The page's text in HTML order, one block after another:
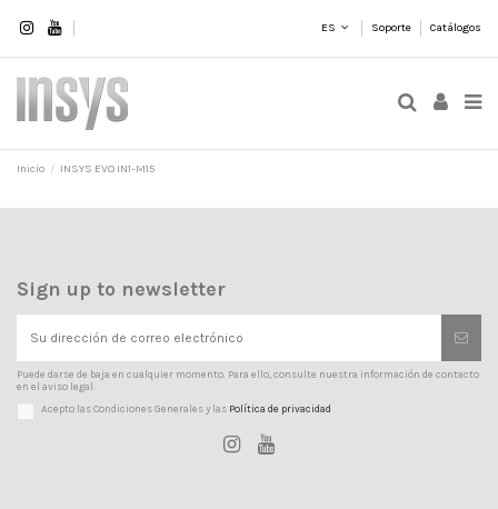
ES Soporte Catálogos
Inicio INSYS EVO IN1-M15
Sign up to newsletter
Puede darse de baja en cualquier momento. Para ello, consulte nuestra información de contacto
en el aviso legal.
Acepto las Condiciones Generales y las Política de privacidad